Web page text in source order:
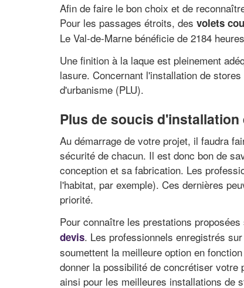
Afin de faire le bon choix et de
Pour les passages étroits, des volets
Le Val-de-Marne bénéficie de 2184
Une finition à la laque est pleinement
lasure. Concernant l'installation de
d'urbanisme (PLU).
Plus de soucis
Au démarrage de votre projet, il faudra
sécurité de chacun. Il est donc bon de
conception et sa fabrication. Les
l'habitat, par exemple). Ces dernières
priorité.
Pour connaître les prestations
devis. Les professionnels enregistrés
soumettent la meilleure option en
donner la possibilité de concrétiser
ainsi pour les meilleures installations de